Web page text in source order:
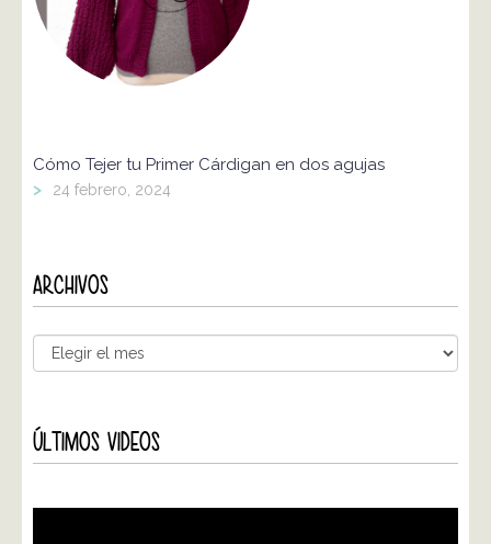
Cómo Tejer tu Primer Cárdigan en dos agujas
> 24 febrero, 2024
ARCHIVOS
ÚLTIMOS VIDEOS